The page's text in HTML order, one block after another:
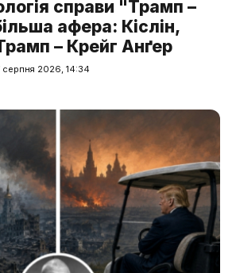
справи "Трамп –
афера: Кіслін,
– Крейг Анґер
серпня 2026, 14:34